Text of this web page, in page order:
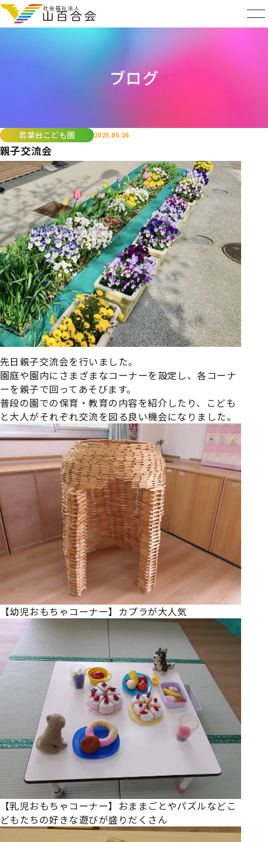
ブログ
若葉台こども園 2025.05.26
親子交流会
先日親子交流会を行いました。
園庭や園内にさまざまなコーナーを設定し、各コーナ
ーを親子で回ってあそびます。
普段の園での保育・教育の内容を紹介したり、こども
と大人がそれぞれ交流を図る良い機会になりました。
【幼児おもちゃコーナー】カプラが大人気
【乳児おもちゃコーナー】おままごとやパズルなどこ
どもたちの好きな遊びが盛りだくさん